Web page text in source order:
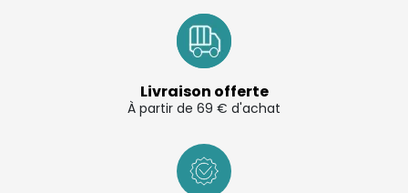
Livraison offerte
À partir de 69 € d'achat